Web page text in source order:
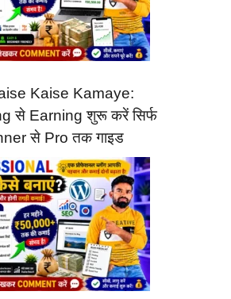
Kaise Kamaye:
से Earning शुरू करें सिर्फ
से Pro तक गाइड